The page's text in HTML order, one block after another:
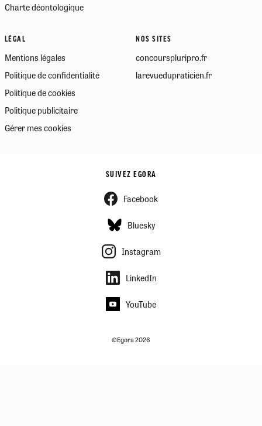
Charte déontologique
LÉGAL
Mentions légales
Politique de confidentialité
Politique de cookies
Politique publicitaire
Gérer mes cookies
NOS SITES
concourspluripro.fr
larevuedupraticien.fr
SUIVEZ EGORA
Facebook
Bluesky
Instagram
LinkedIn
YouTube
©Egora 2026